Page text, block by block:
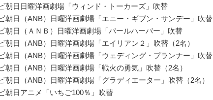
朝日日曜洋画劇場「ウィンド・トーカーズ」吹替
朝日（ANB）日曜洋画劇場「エニー・ギブン・サンデー」吹替
朝日（ＡＮＢ）日曜洋画劇場「パールハーバー」吹替
朝日（ANB）日曜洋画劇場「エイリアン２」吹替（2名）
朝日（ANB）日曜洋画劇場「ウェディング・プランナー」吹替
朝日（ANB）日曜洋画劇場「戦火の勇気」吹替（2名）
朝日（ANB）日曜洋画劇場「グラディエーター」吹替（2名）
朝日アニメ「いちご100％」吹替